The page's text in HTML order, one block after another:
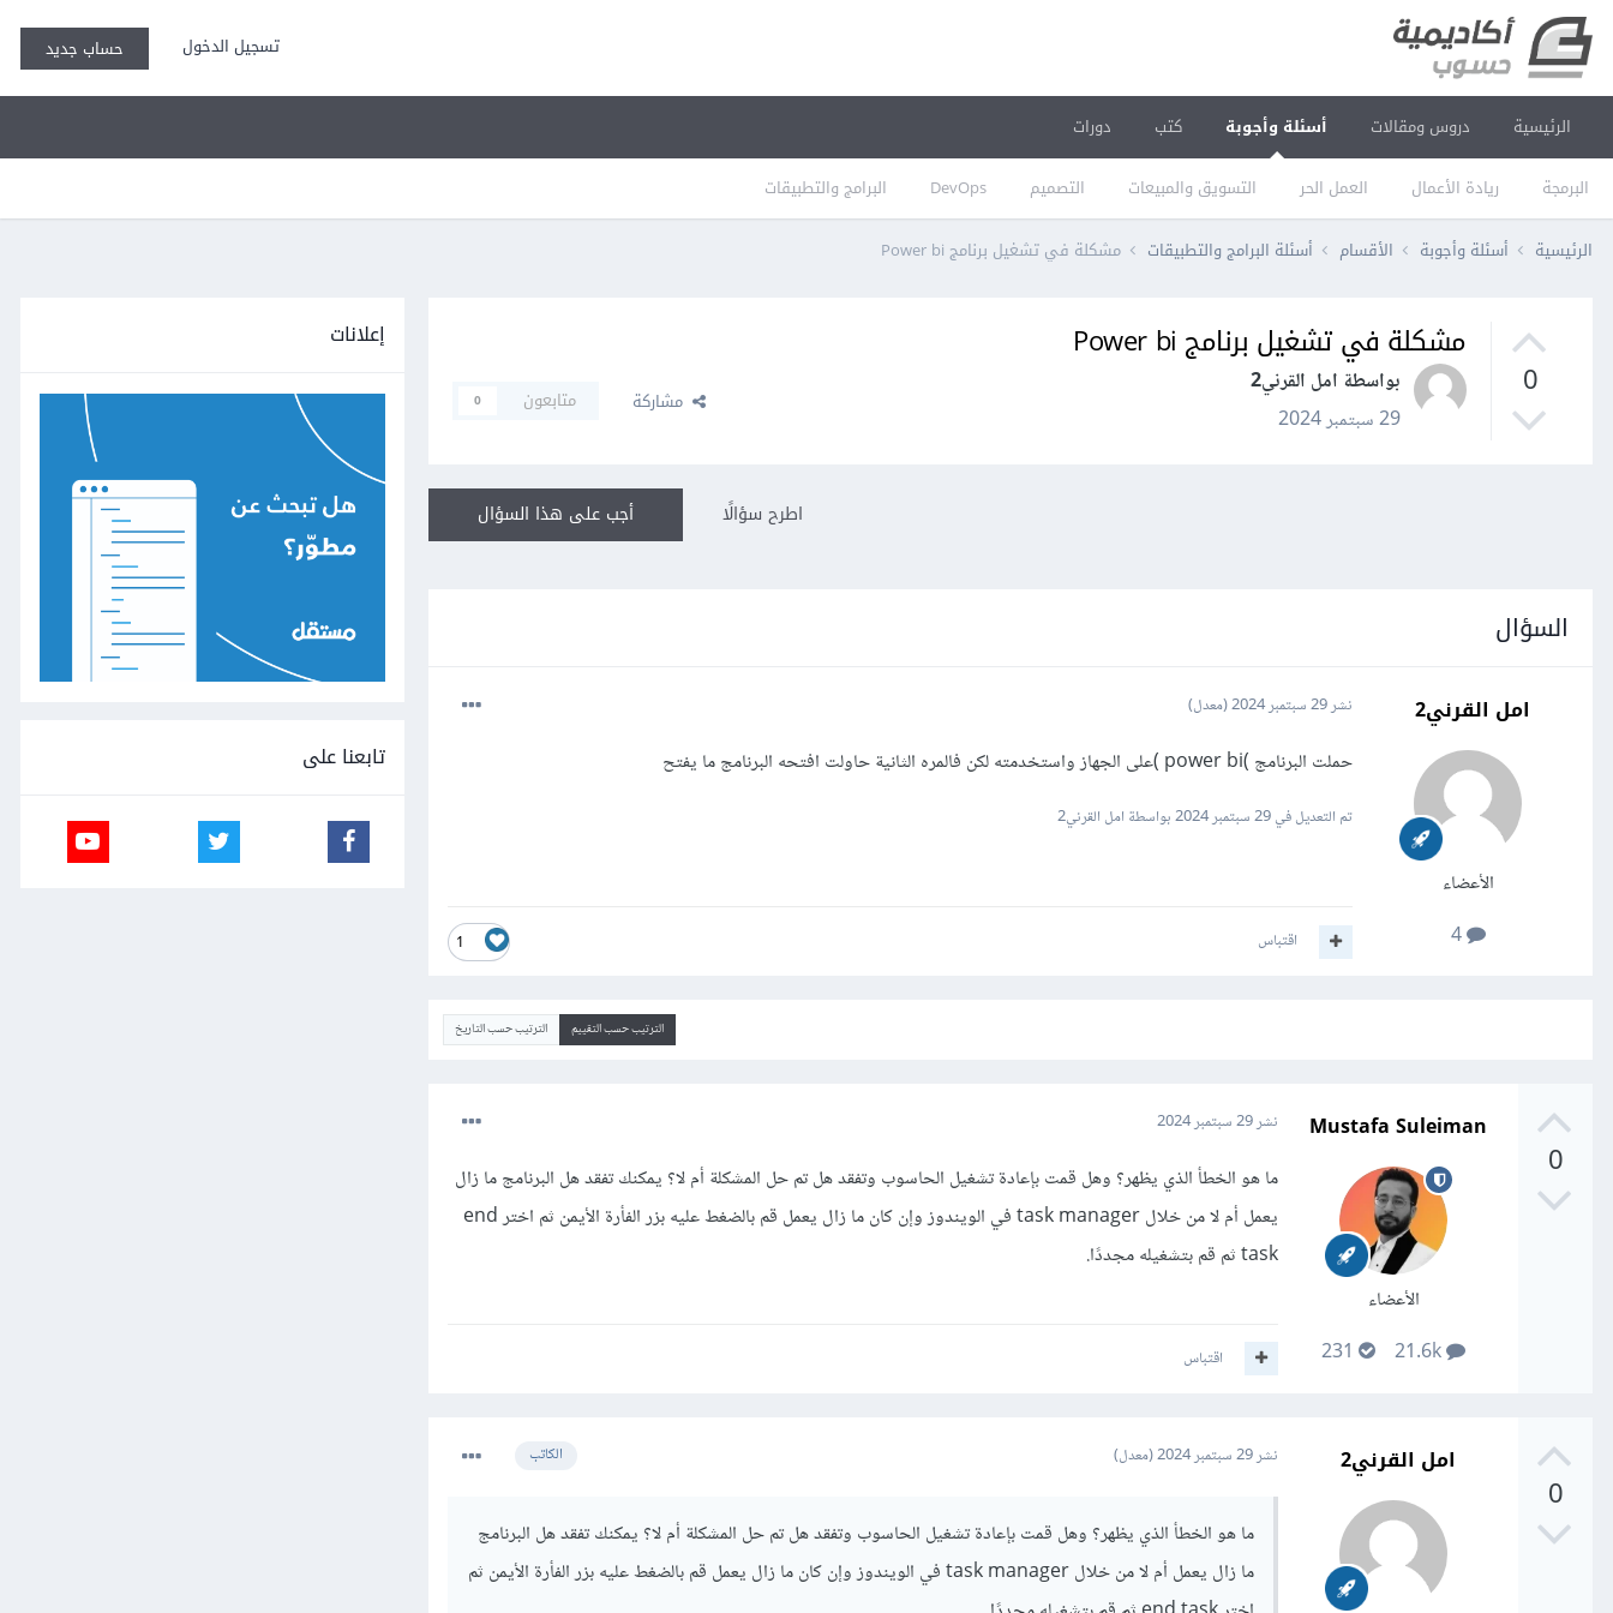
تسجيل الدخول حساب جديد
الرئيسية دروس ومقالات أسئلة وأجوبة
البرمجة ريادة الأعمال العمل الحر التسويق والمبيعات التصميم DevOps البرامج والتطبيقات
كتب دورات
الرئيسية أسئلة وأجوبة الأقسام أسئلة البرامج والتطبيقات مشكلة في تشغيل برنامج Power bi
0
مشكلة في تشغيل برنامج Power bi
بواسطة امل القرني2
29 سبتمبر 2024
مشاركة متابعون 0
أجب على هذا السؤال اطرح سؤالًا
السؤال
امل القرني2
الأعضاء
4
نشر29 سبتمبر 2024 (معدل)
حملت البرنامج )power bi )على الجهاز واستخدمته لكن فالمره الثانية حاولت افتحه البرنامج ما يفتح
تم التعديل في29 سبتمبر 2024 بواسطة امل القرني2
1 اقتباس
الترتيب حسب التقييم الترتيب حسب التاريخ
0
Mustafa Suleiman
الأعضاء
نشر29 سبتمبر 2024
ما هو الخطأ الذي يظهر؟ وهل قمت بإعادة تشغيل الحاسوب وتفقد هل تم حل المشكلة أم لا؟ يمكنك تفقد هل البرنامج ما زال
يعمل أم لا من خلال task manager في الويندوز وإن كان ما زال يعمل قم بالضغط عليه بزر الفأرة الأيمن ثم اختر end
task ثم قم بتشغيله مجددًا.
اقتباس
0
امل القرني2 الكاتب نشر29 سبتمبر 2024 (معدل)
ما هو الخطأ الذي يظهر؟ وهل قمت بإعادة تشغيل الحاسوب وتفقد هل تم حل المشكلة أم لا؟ يمكنك تفقد هل البرنامج
ما زال يعمل أم لا من خلال task manager في الويندوز وإن كان ما زال يعمل قم بالضغط عليه بزر الفأرة الأيمن ثم
إعلانات
تابعنا على